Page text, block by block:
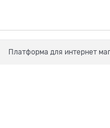
Платформа для интернет